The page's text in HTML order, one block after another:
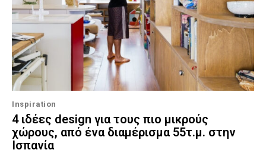
Inspiration
4 ιδέες design για τους πιο μικρούς
χώρους, από ένα διαμέρισμα 55τ.μ. στην
Ισπανία